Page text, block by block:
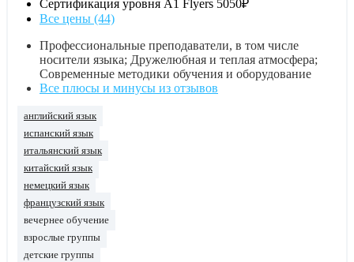
Сертификация уровня A1 Flyers 5050₽
Все цены (44)
Профессиональные преподаватели, в том числе
носители языка; Дружелюбная и теплая атмосфера;
Современные методики обучения и оборудование
Все плюсы и минусы из отзывов
английский язык
испанский язык
итальянский язык
китайский язык
немецкий язык
французский язык
вечернее обучение
взрослые группы
детские группы